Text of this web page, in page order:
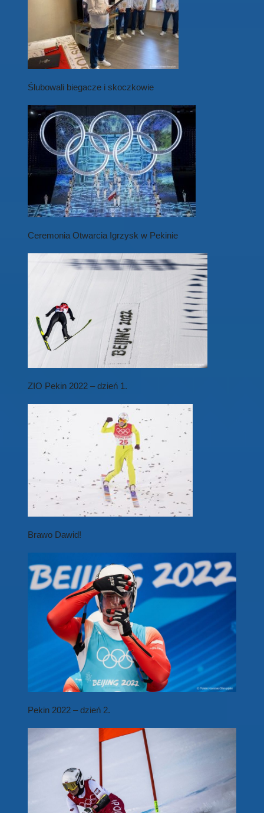
Ślubowali biegacze i skoczkowie
Ceremonia Otwarcia Igrzysk w Pekinie
ZIO Pekin 2022 – dzień 1.
Brawo Dawid!
Pekin 2022 – dzień 2.